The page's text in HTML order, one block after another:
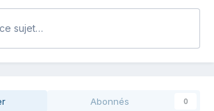
sujet…
Abonnés 0